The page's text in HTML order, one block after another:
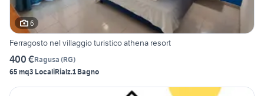
6
Ferragosto nel villaggio turistico athena resort
400 €Ragusa (RG)
65 mq3 LocaliRialz.1 Bagno